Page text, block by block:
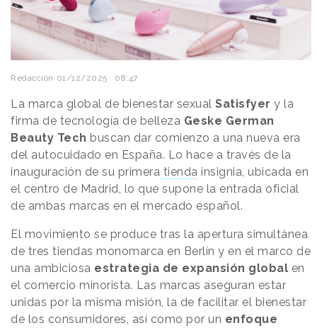
Redacción 01/12/2025 · 08:47
La marca global de bienestar sexual Satisfyer y la
firma de tecnología de belleza Geske German
Beauty Tech buscan dar comienzo a una nueva era
del autocuidado en España. Lo hace a través de la
inauguración de su primera tienda insignia, ubicada en
el centro de Madrid, lo que supone la entrada oficial
de ambas marcas en el mercado español.
El movimiento se produce tras la apertura simultánea
de tres tiendas monomarca en Berlín y en el marco de
una ambiciosa estrategia de expansión global en
el comercio minorista. Las marcas aseguran estar
unidas por la misma misión, la de facilitar el bienestar
de los consumidores, así como por un enfoque